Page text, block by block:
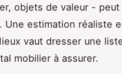
objets de valeur - peut
Une estimation réaliste
vaut dresser une
mobilier à assurer.